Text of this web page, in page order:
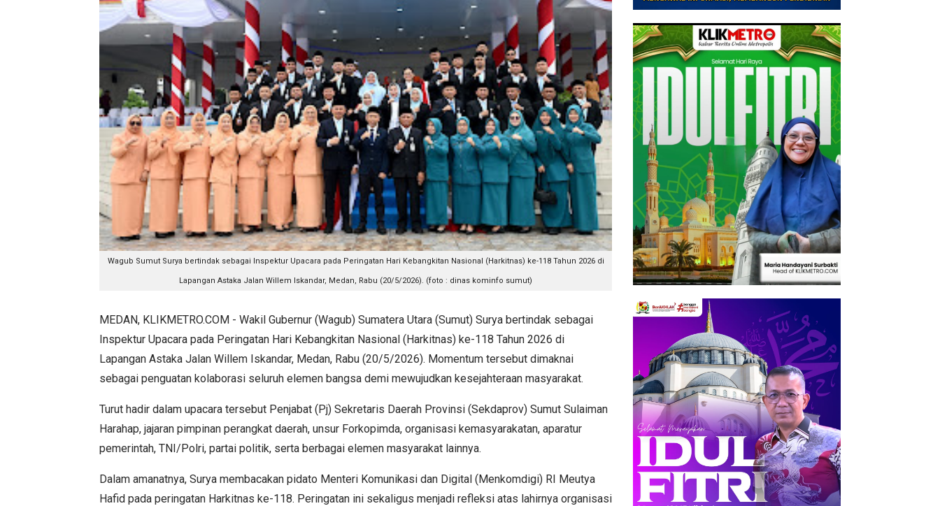
Wagub Sumut Surya bertindak sebagai Inspektur Upacara pada Peringatan Hari Kebangkitan Nasional (Harkitnas) ke-118 Tahun 2026 di
Lapangan Astaka Jalan Willem Iskandar, Medan, Rabu (20/5/2026). (foto : dinas kominfo sumut)
MEDAN, KLIKMETRO.COM - Wakil Gubernur (Wagub) Sumatera Utara (Sumut) Surya bertindak sebagai
Inspektur Upacara pada Peringatan Hari Kebangkitan Nasional (Harkitnas) ke-118 Tahun 2026 di
Lapangan Astaka Jalan Willem Iskandar, Medan, Rabu (20/5/2026). Momentum tersebut dimaknai
sebagai penguatan kolaborasi seluruh elemen bangsa demi mewujudkan kesejahteraan masyarakat.
Turut hadir dalam upacara tersebut Penjabat (Pj) Sekretaris Daerah Provinsi (Sekdaprov) Sumut Sulaiman
Harahap, jajaran pimpinan perangkat daerah, unsur Forkopimda, organisasi kemasyarakatan, aparatur
pemerintah, TNI/Polri, partai politik, serta berbagai elemen masyarakat lainnya.
Dalam amanatnya, Surya membacakan pidato Menteri Komunikasi dan Digital (Menkomdigi) RI Meutya
Hafid pada peringatan Harkitnas ke-118. Peringatan ini sekaligus menjadi refleksi atas lahirnya organisasi